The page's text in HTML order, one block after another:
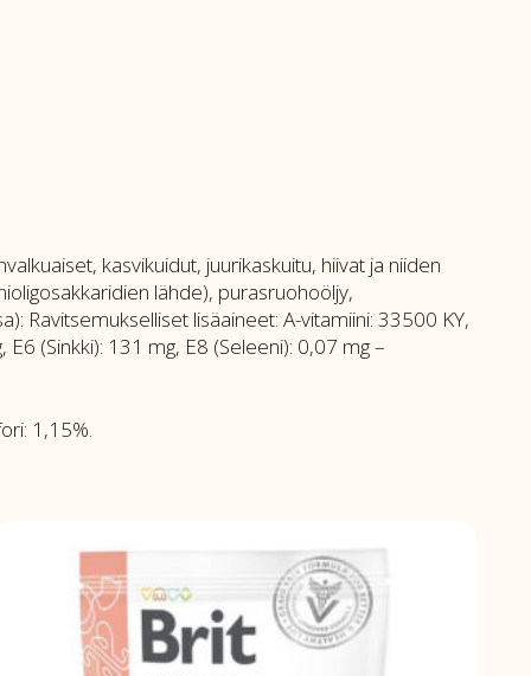
kasvikuidut, juurikaskuitu, hiivat ja niiden
lähde), purasruohoöljy,
Ravitsemukselliset lisäaineet: A-vitamiini: 33500 KY,
(Sinkki): 131 mg, E8 (Seleeni): 0,07 mg –
1,15%.